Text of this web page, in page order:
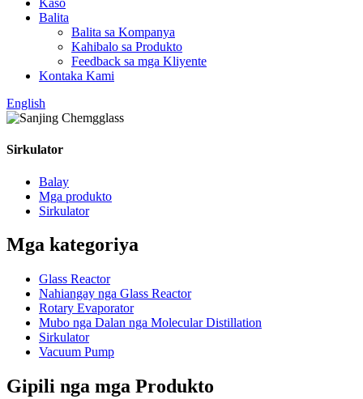
Kaso
Balita
Balita sa Kompanya
Kahibalo sa Produkto
Feedback sa mga Kliyente
Kontaka Kami
English
Sirkulator
Balay
Mga produkto
Sirkulator
Mga kategoriya
Glass Reactor
Nahiangay nga Glass Reactor
Rotary Evaporator
Mubo nga Dalan nga Molecular Distillation
Sirkulator
Vacuum Pump
Gipili nga mga Produkto